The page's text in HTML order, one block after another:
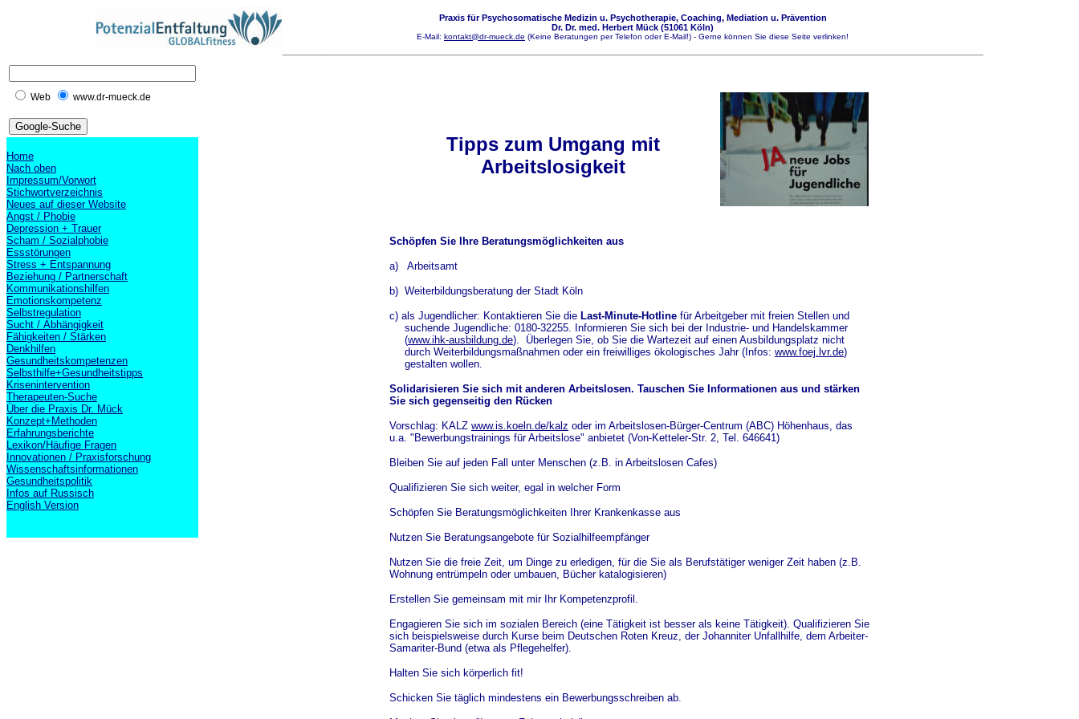
Praxis für Psychosomatische Medizin u. Psychotherapie, Coaching, Mediation u. Prävention
Dr. Dr. med. Herbert Mück (51061 Köln)
E-Mail: kontakt@dr-mueck.de (Keine Beratungen per Telefon oder E-Mail!) - Gerne können Sie diese Seite verlinken!
Web www.dr-mueck.de
Home
Nach oben
Impressum/Vorwort
Stichwortverzeichnis
Neues auf dieser Website
Angst / Phobie
Depression + Trauer
Scham / Sozialphobie
Essstörungen
Stress + Entspannung
Beziehung / Partnerschaft
Kommunikationshilfen
Emotionskompetenz
Selbstregulation
Sucht / Abhängigkeit
Fähigkeiten / Stärken
Denkhilfen
Gesundheitskompetenzen
Selbsthilfe+Gesundheitstipps
Krisenintervention
Therapeuten-Suche
Über die Praxis Dr. Mück
Konzept+Methoden
Erfahrungsberichte
Lexikon/Häufige Fragen
Innovationen / Praxisforschung
Wissenschaftsinformationen
Gesundheitspolitik
Infos auf Russisch
English Version
Tipps zum Umgang mit
Arbeitslosigkeit
Schöpfen Sie Ihre Beratungsmöglichkeiten aus
a) Arbeitsamt
b) Weiterbildungsberatung der Stadt Köln
c) als Jugendlicher: Kontaktieren Sie die Last-Minute-Hotline für Arbeitgeber mit freien Stellen und
suchende Jugendliche: 0180-32255. Informieren Sie sich bei der Industrie- und Handelskammer
(www.ihk-ausbildung.de). Überlegen Sie, ob Sie die Wartezeit auf einen Ausbildungsplatz nicht
durch Weiterbildungsmaßnahmen oder ein freiwilliges ökologisches Jahr (Infos: www.foej.lvr.de)
gestalten wollen.
Solidarisieren Sie sich mit anderen Arbeitslosen. Tauschen Sie Informationen aus und stärken
Sie sich gegenseitig den Rücken
Vorschlag: KALZ www.is.koeln.de/kalz oder im Arbeitslosen-Bürger-Centrum (ABC) Höhenhaus, das
u.a. "Bewerbungstrainings für Arbeitslose" anbietet (Von-Ketteler-Str. 2, Tel. 646641)
Bleiben Sie auf jeden Fall unter Menschen (z.B. in Arbeitslosen Cafes)
Qualifizieren Sie sich weiter, egal in welcher Form
Schöpfen Sie Beratungsmöglichkeiten Ihrer Krankenkasse aus
Nutzen Sie Beratungsangebote für Sozialhilfeempfänger
Nutzen Sie die freie Zeit, um Dinge zu erledigen, für die Sie als Berufstätiger weniger Zeit haben (z.B.
Wohnung entrümpeln oder umbauen, Bücher katalogisieren)
Erstellen Sie gemeinsam mit mir Ihr Kompetenzprofil.
Engagieren Sie sich im sozialen Bereich (eine Tätigkeit ist besser als keine Tätigkeit). Qualifizieren Sie
sich beispielsweise durch Kurse beim Deutschen Roten Kreuz, der Johanniter Unfallhilfe, dem Arbeiter-
Samariter-Bund (etwa als Pflegehelfer).
Halten Sie sich körperlich fit!
Schicken Sie täglich mindestens ein Bewerbungsschreiben ab.